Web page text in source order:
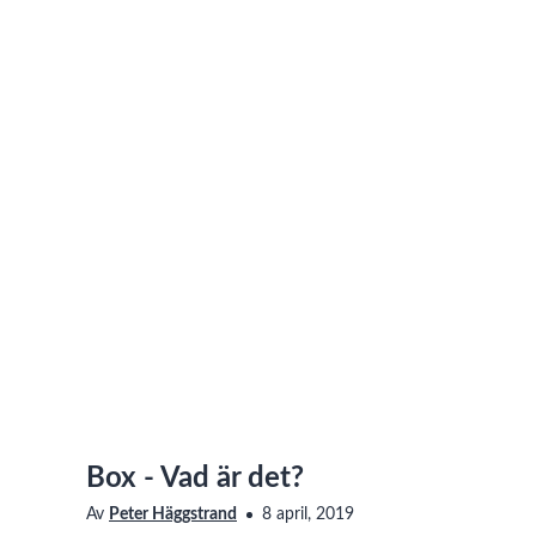
Box - Vad är det?
Av Peter Häggstrand 8 april, 2019